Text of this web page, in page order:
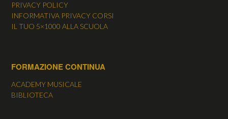
PRIVACY POLICY
INFORMATIVA PRIVACY CORSI
IL TUO 5×1000 ALLA SCUOLA
FORMAZIONE CONTINUA
ACADEMY MUSICALE
BIBLIOTECA